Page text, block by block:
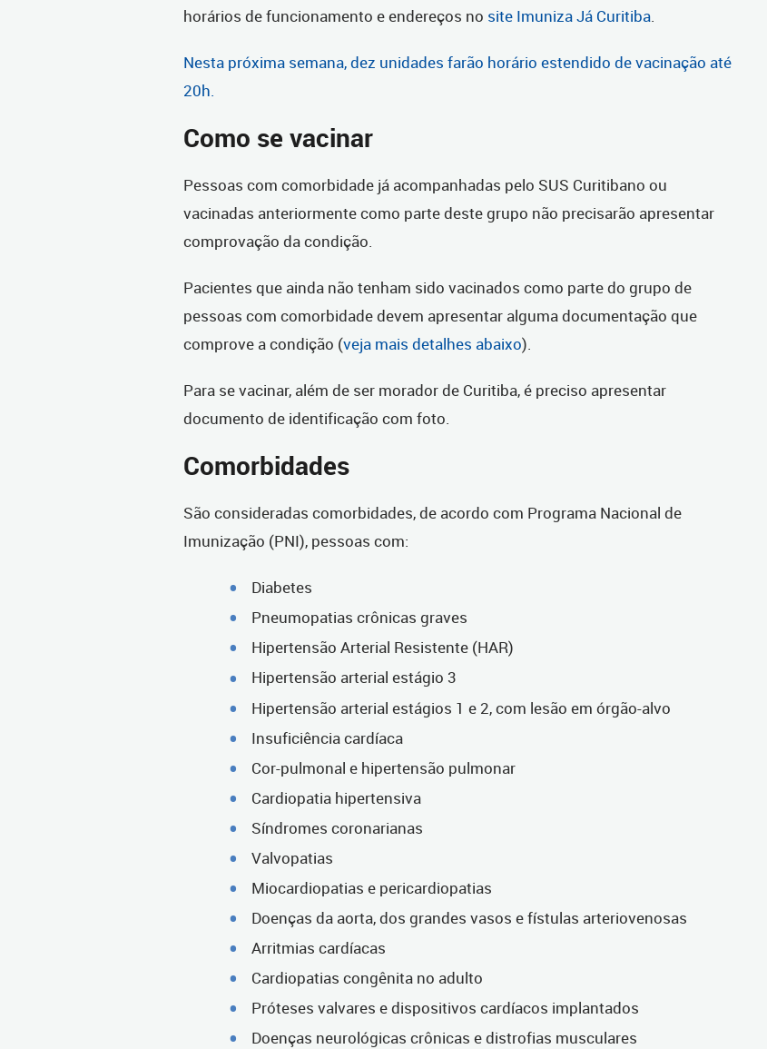
horários de funcionamento e endereços no site Imuniza Já Curitiba.
Nesta próxima semana, dez unidades farão horário estendido de vacinação até
20h.
Como se vacinar
Pessoas com comorbidade já acompanhadas pelo SUS Curitibano ou
vacinadas anteriormente como parte deste grupo não precisarão apresentar
comprovação da condição.
Pacientes que ainda não tenham sido vacinados como parte do grupo de
pessoas com comorbidade devem apresentar alguma documentação que
comprove a condição (veja mais detalhes abaixo).
Para se vacinar, além de ser morador de Curitiba, é preciso apresentar
documento de identificação com foto.
Comorbidades
São consideradas comorbidades, de acordo com Programa Nacional de
Imunização (PNI), pessoas com:
Diabetes
Pneumopatias crônicas graves
Hipertensão Arterial Resistente (HAR)
Hipertensão arterial estágio 3
Hipertensão arterial estágios 1 e 2, com lesão em órgão-alvo
Insuficiência cardíaca
Cor-pulmonal e hipertensão pulmonar
Cardiopatia hipertensiva
Síndromes coronarianas
Valvopatias
Miocardiopatias e pericardiopatias
Doenças da aorta, dos grandes vasos e fístulas arteriovenosas
Arritmias cardíacas
Cardiopatias congênita no adulto
Próteses valvares e dispositivos cardíacos implantados
Doenças neurológicas crônicas e distrofias musculares